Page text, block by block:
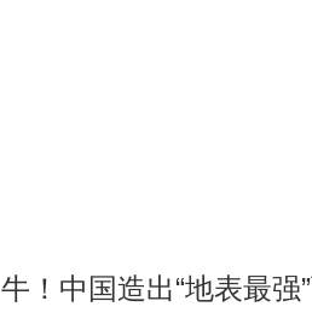
牛！中国造出“地表最